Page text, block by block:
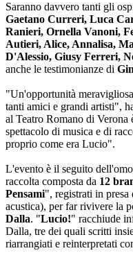
Saranno davvero tanti gli
Gaetano Curreri, Luca
Ranieri, Ornella Vanoni,
Autieri, Alice, Annalisa,
D'Alessio, Giusy Ferreri,
anche le testimonianze di
"Un'opportunità
tanti amici e grandi artisti",
al Teatro Romano di Verona
spettacolo di musica e di
proprio come era Lucio".
L'evento è il seguito
raccolta composta da 12
Pensami", registrati in presa
acustica), per far rivivere la
Dalla. "Lucio!" racchiude
Dalla, tre dei quali scritti
riarrangiati e reinterpretati